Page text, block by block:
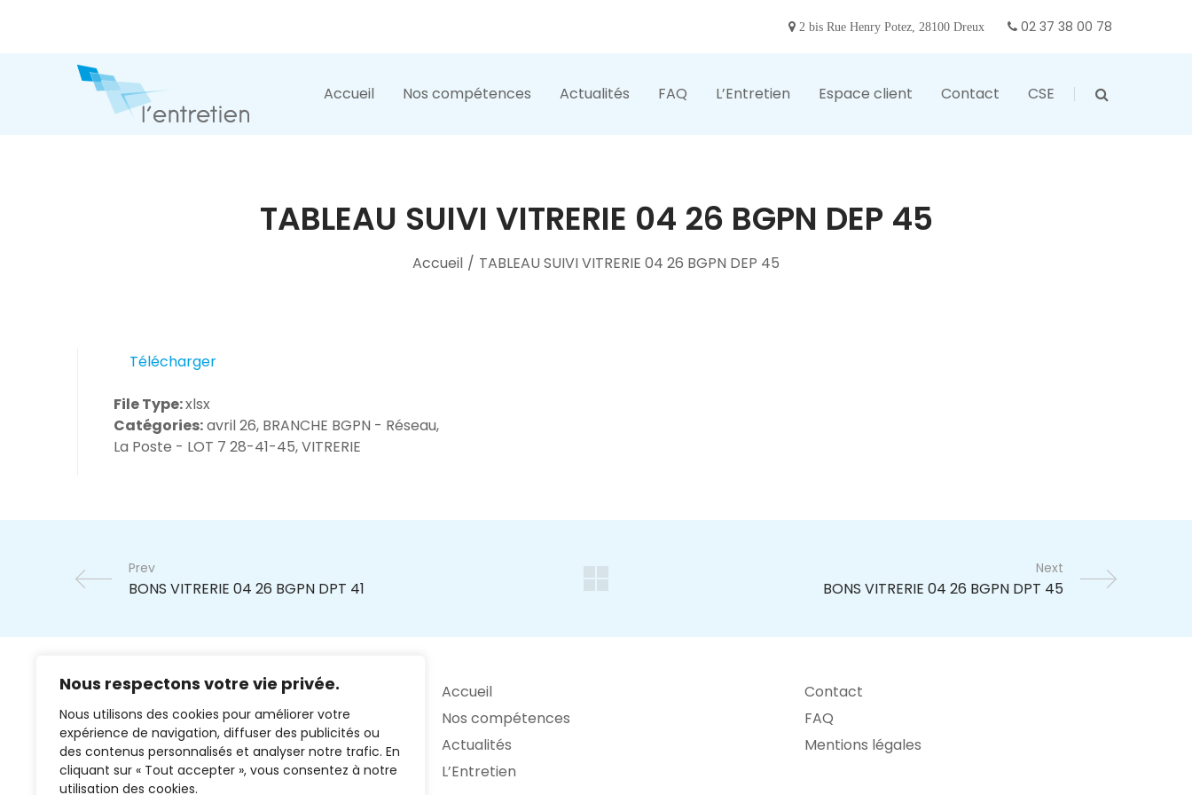
Nous respectons votre vie privée.
Nous utilisons des cookies pour améliorer votre
expérience de navigation, diffuser des publicités ou
des contenus personnalisés et analyser notre trafic. En
cliquant sur « Tout accepter », vous consentez à notre
utilisation des cookies.
2 bis Rue Henry Potez, 28100 Dreux 02 37 38 00 78
Accueil Nos compétences Actualités FAQ L’Entretien Espace client Contact CSE
TABLEAU SUIVI VITRERIE 04 26 BGPN DEP 45
Accueil / TABLEAU SUIVI VITRERIE 04 26 BGPN DEP 45
Télécharger
File Type:xlsx
Catégories:avril 26, BRANCHE BGPN - Réseau,
La Poste - LOT 7 28-41-45, VITRERIE
Prev Next
02 37 38 00 78
Accueil
Nos compétences
Actualités
L’Entretien
Contact
FAQ
Mentions légales